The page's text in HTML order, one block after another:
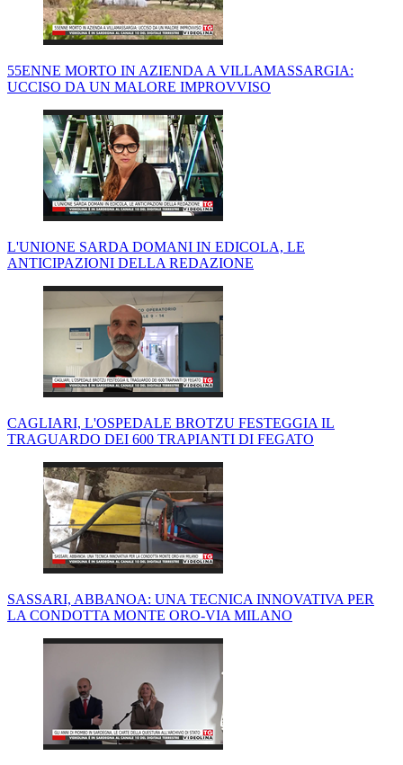
55ENNE MORTO IN AZIENDA A VILLAMASSARGIA:
UCCISO DA UN MALORE IMPROVVISO
L'UNIONE SARDA DOMANI IN EDICOLA, LE
ANTICIPAZIONI DELLA REDAZIONE
CAGLIARI, L'OSPEDALE BROTZU FESTEGGIA IL
TRAGUARDO DEI 600 TRAPIANTI DI FEGATO
SASSARI, ABBANOA: UNA TECNICA INNOVATIVA PER
LA CONDOTTA MONTE ORO-VIA MILANO